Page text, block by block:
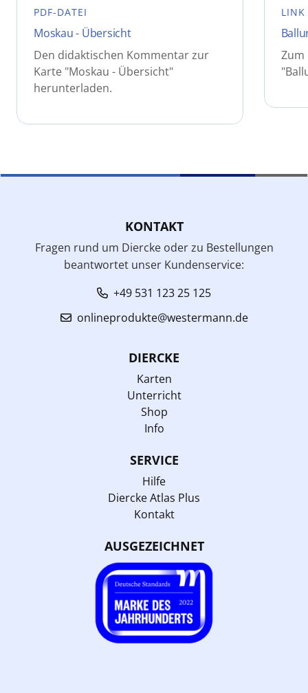
PDF-DATEI
Moskau - Übersicht
Den didaktischen Kommentar zur
Karte "Moskau - Übersicht"
herunterladen.
LINK
KONTAKT
Fragen rund um Diercke oder zu Bestellungen
beantwortet unser Kundenservice:
+49 531 123 25 125
onlineprodukte@westermann.de
DIERCKE
Karten
Unterricht
Shop
Info
SERVICE
Hilfe
Diercke Atlas Plus
Kontakt
AUSGEZEICHNET